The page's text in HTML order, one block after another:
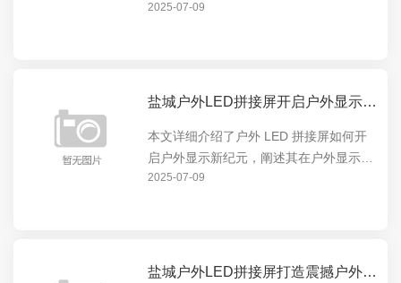
示动态内容、营造氛围等方面的卓越表
2025-07-09
盐城户外LED拼接屏开启户外显示新纪元
本文详细介绍了户外 LED 拼接屏如何开
启户外显示新纪元，阐述其在户外显示领
域的独特优势和创新应用，包括高清画
2025-07-09
盐城户外LED拼接屏打造震撼户外视觉体验